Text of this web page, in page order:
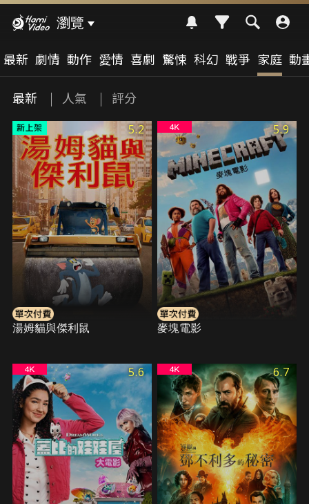
瀏覽
最新 劇情 動作 愛情 喜劇 驚悚 科幻 戰爭 家庭 動
最新 人氣 評分
5.2
湯姆貓與傑利鼠
5.9
麥塊電影
5.6 6.7